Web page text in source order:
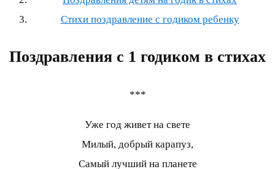
Стихи поздравление с годиком ребенку
Поздравления с 1 годиком в стихах
***
Уже год живет на свете
Милый, добрый карапуз,
Самый лучший на планете